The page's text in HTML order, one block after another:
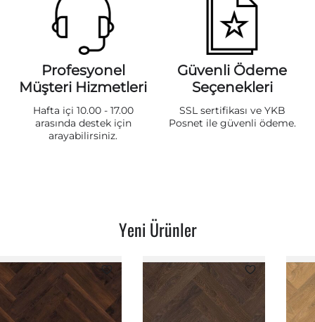
Profesyonel
Müşteri Hizmetleri
Hafta içi 10.00 - 17.00
arasında destek için
arayabilirsiniz.
Güvenli Ödeme
Seçenekleri
SSL sertifikası ve YKB
Posnet ile güvenli ödeme.
Yeni Ürünler